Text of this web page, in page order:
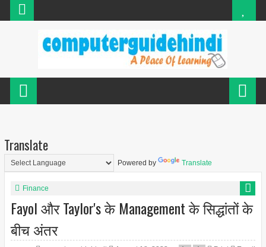
Translate
Powered by Translate
Finance
Fayol और Taylor's के Management के सिद्धांतों के
बीच अंतर